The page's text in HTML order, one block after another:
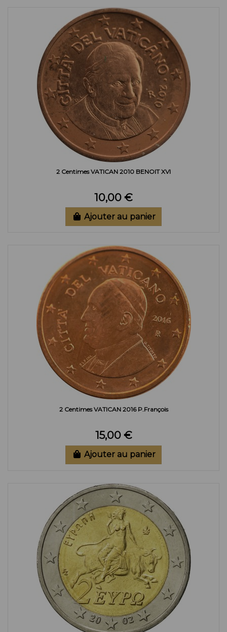
2 Centimes VATICAN 2010 BENOIT XVI
10,00 €
Ajouter au panier
2 Centimes VATICAN 2016 P.François
15,00 €
Ajouter au panier